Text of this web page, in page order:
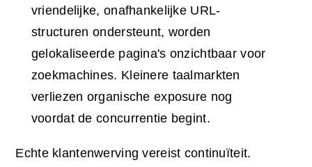
vriendelijke, onafhankelijke URL-
structuren ondersteunt, worden
gelokaliseerde pagina's onzichtbaar voor
zoekmachines. Kleinere taalmarkten
verliezen organische exposure nog
voordat de concurrentie begint.
Echte klantenwerving vereist continuïteit.